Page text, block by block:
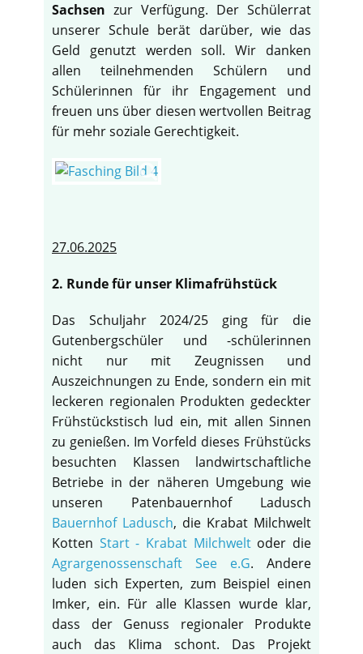
Sachsen zur Verfügung. Der Schülerrat
unserer Schule berät darüber, wie das
Geld genutzt werden soll. Wir danken
allen teilnehmenden Schülern und
Schülerinnen für ihr Engagement und
freuen uns über diesen wertvollen Beitrag
für mehr soziale Gerechtigkeit.
27.06.2025
2. Runde für unser Klimafrühstück
Das Schuljahr 2024/25 ging für die
Gutenbergschüler und -schülerinnen
nicht nur mit Zeugnissen und
Auszeichnungen zu Ende, sondern ein mit
leckeren regionalen Produkten gedeckter
Frühstückstisch lud ein, mit allen Sinnen
zu genießen. Im Vorfeld dieses Frühstücks
besuchten Klassen landwirtschaftliche
Betriebe in der näheren Umgebung wie
unseren Patenbauernhof Ladusch
Bauernhof Ladusch, die Krabat Milchwelt
Kotten Start - Krabat Milchweltoder die
Agrargenossenschaft See e.G. Andere
luden sich Experten, zum Beispiel einen
Imker, ein. Für alle Klassen wurde klar,
dass der Genuss regionaler Produkte
auch das Klima schont. Das Projekt